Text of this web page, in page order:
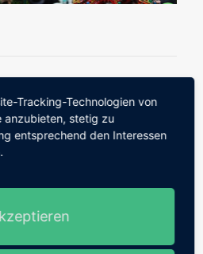
Tracking-Technologien von
anzubieten, stetig zu
entsprechend den Interessen